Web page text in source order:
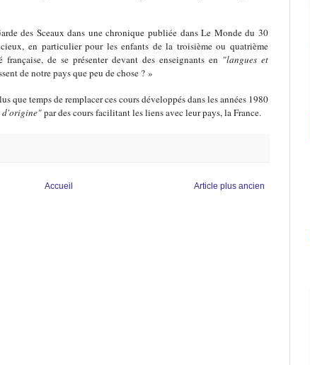
des Sceaux dans une chronique publiée dans Le Monde du 30
en particulier pour les enfants de la troisième ou quatrième
de se présenter devant des enseignants en "langues et
de notre pays que peu de chose ? »
que temps de remplacer ces cours développés dans les années 1980
d'origine"par des cours facilitant les liens avec leur pays, la France.
Article plus ancien
Accueil